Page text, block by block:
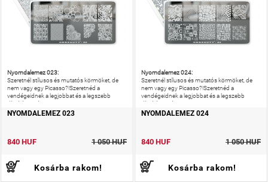
Nyomdalemez 023:
Szeretnél stílusos és mutatós körmöket, de
nem vagy egy Picasso?!Szeretnéd a
vendégeidnek a legjobbat és a legszebb
díszítést nyújtani?!
NYOMDALEMEZ 023
840 HUF 1 050 HUF
Kosárba rakom!
Nyomdalemez 024:
Szeretnél stílusos és mutatós körmöket, de
nem vagy egy Picasso?!Szeretnéd a
vendégeidnek a legjobbat és a legszebb
díszítést nyújtani?!
NYOMDALEMEZ 024
840 HUF 1 050 HUF
Kosárba rakom!